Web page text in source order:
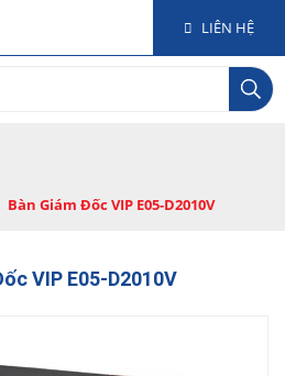
LIÊN HỆ
Bàn Giám Đốc VIP E05-D2010V
VIP E05-D2010V